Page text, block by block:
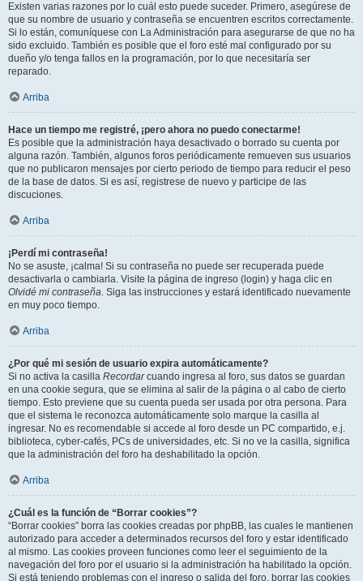
Existen varias razones por lo cuál esto puede suceder. Primero, asegúrese de
que su nombre de usuario y contraseña se encuentren escritos correctamente.
Si lo están, comuníquese con La Administración para asegurarse de que no ha
sido excluido. También es posible que el foro esté mal configurado por su
dueño y/o tenga fallos en la programación, por lo que necesitaría ser
reparado.
Arriba
Hace un tiempo me registré, ¡pero ahora no puedo conectarme!
Es posible que la administración haya desactivado o borrado su cuenta por
alguna razón. También, algunos foros periódicamente remueven sus usuarios
que no publicaron mensajes por cierto periodo de tiempo para reducir el peso
de la base de datos. Si es así, registrese de nuevo y participe de las
discuciones.
Arriba
¡Perdí mi contraseña!
No se asuste, ¡calma! Si su contraseña no puede ser recuperada puede
desactivarla o cambiarla. Visite la página de ingreso (login) y haga clic en
Olvidé mi contraseña. Siga las instrucciones y estará identificado nuevamente
en muy poco tiempo.
Arriba
¿Por qué mi sesión de usuario expira automáticamente?
Si no activa la casilla Recordarcuando ingresa al foro, sus datos se guardan
en una cookie segura, que se elimina al salir de la página o al cabo de cierto
tiempo. Esto previene que su cuenta pueda ser usada por otra persona. Para
que el sistema le reconozca automáticamente solo marque la casilla al
ingresar. No es recomendable si accede al foro desde un PC compartido, e.j.
biblioteca, cyber-cafés, PCs de universidades, etc. Si no ve la casilla, significa
que la administración del foro ha deshabilitado la opción.
Arriba
¿Cuál es la función de “Borrar cookies”?
“Borrar cookies” borra las cookies creadas por phpBB, las cuales le mantienen
autorizado para acceder a determinados recursos del foro y estar identificado
al mismo. Las cookies proveen funciones como leer el seguimiento de la
navegación del foro por el usuario si la administración ha habilitado la opción.
Si está teniendo problemas con el ingreso o salida del foro, borrar las cookies